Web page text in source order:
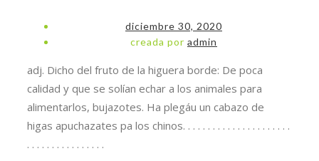
diciembre 30, 2020
creada por admin
adj. Dicho del fruto de la higuera borde: De poca
calidad y que se solían echar a los animales para
alimentarlos, bujazotes. Ha plegáu un cabazo de
higas apuchazates pa los chinos. . . . . . . . . . . . . . . . . . . . . .
. . . . . . . . . . . . . . . .